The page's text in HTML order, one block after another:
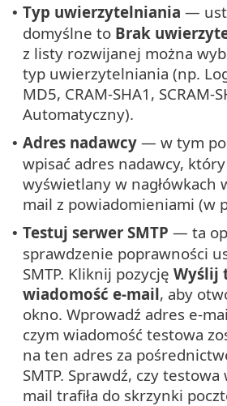
• Typ uwierzytelniania —
domyślne to Brak
z listy rozwijanej można
typ uwierzytelniania (np.
MD5, CRAM-SHA1, SCRAM-
Automatyczny).
• Adres nadawcy — w tym
wpisać adres nadawcy,
wyświetlany w nagłówkach
mail z powiadomieniami (w
• Testuj serwer SMTP — ta
sprawdzenie poprawności
SMTP. Kliknij pozycję Wyślij
wiadomość e-mail, aby
okno. Wprowadź adres e-
czym wiadomość testowa
na ten adres za
SMTP. Sprawdź, czy
mail trafiła do skrzynki